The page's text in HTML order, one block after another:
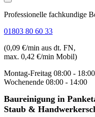
Professionelle fachkundige
01803 80 60 33
(0,09 €/min aus dt. FN,
max. 0,42 €/min Mobil)
Montag-Freitag 08:00 - 18:00
Wochenende 08:00 - 14:00
Baureinigung in
Staub &